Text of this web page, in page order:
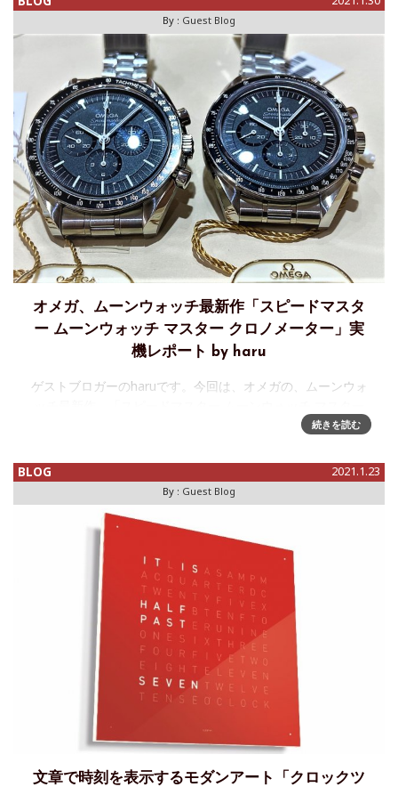
By : Guest Blog
オメガ、ムーンウォッチ最新作「スピードマスタ
ー ムーンウォッチ マスター クロノメーター」実
機レポート by haru
ゲストブロガーのharuです。今回は、オメガの、ムーンウォ
クロノメーター」 の実機レポートです！ よろしくお願い
続きを読む
BLOG 2021.1.23
By : Guest Blog
文章で時刻を表示するモダンアート「クロックツ